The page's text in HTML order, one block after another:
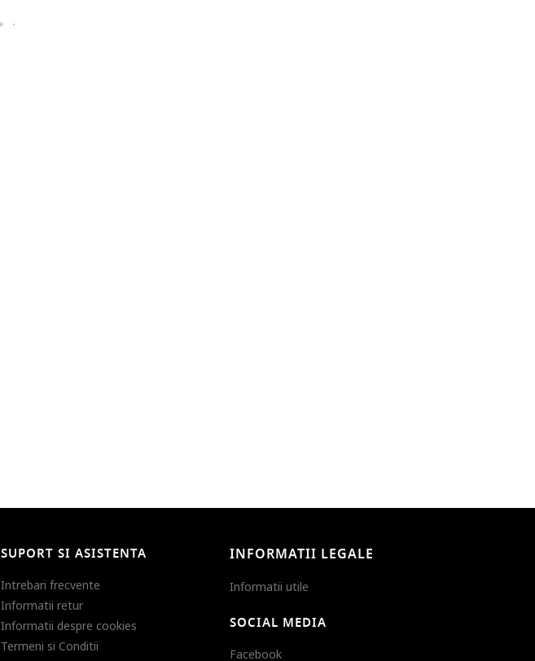
SUPORT SI ASISTENTA
Intrebari frecvente
Informatii retur
Informatii despre cookies
Termeni si Conditii
INFORMATII LEGALE
Informatii utile
SOCIAL MEDIA
Facebook